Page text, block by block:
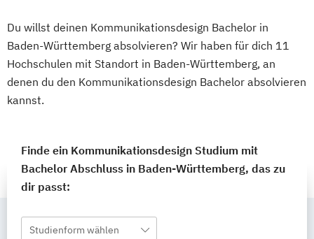
Du willst deinen Kommunikationsdesign Bachelor in
Baden-Württemberg absolvieren? Wir haben für dich 11
Hochschulen mit Standort in Baden-Württemberg, an
denen du den Kommunikationsdesign Bachelor absolvieren
kannst.
Finde ein Kommunikationsdesign Studium mit
Bachelor Abschluss in Baden-Württemberg, das zu
dir passt:
Studienform wählen